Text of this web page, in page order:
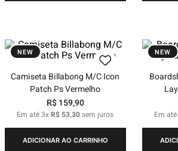
NEW
Camiseta Billabong M/C Icon
Patch Ps Vermelho
R$ 159,90
Em até3xR$ 53,30sem juros
ADICIONAR AO CARRINHO
NEW
Em até